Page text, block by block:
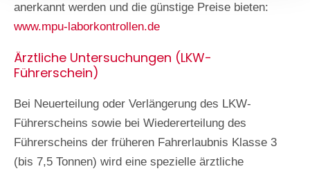
anerkannt werden und die günstige Preise bieten:
www.mpu-laborkontrollen.de
Ärztliche Untersuchungen (LKW-
Führerschein)
Bei Neuerteilung oder Verlängerung des LKW-
Führerscheins sowie bei Wiedererteilung des
Führerscheins der früheren Fahrerlaubnis Klasse 3
(bis 7,5 Tonnen) wird eine spezielle ärztliche